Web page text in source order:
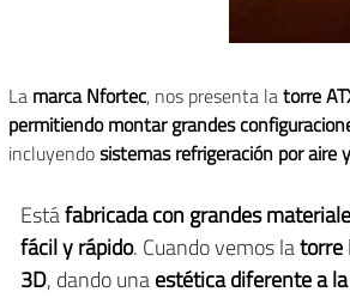
La marca Nfortec, nos presenta latorre
permitiendo montar grandes
incluyendosistemas refrigeración por
Estáfabricada con grandes
fácil y rápido. Cuando vemos latorre
3D, dando unaestética diferente a